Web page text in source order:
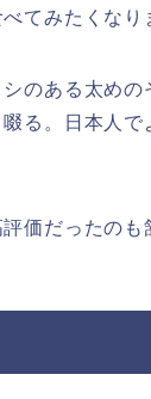
てみたくなり
のある太め
る。日本人で
価だったのも